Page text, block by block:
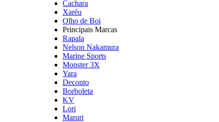
Cachara
Xaréu
Olho de Boi
Principais Marcas
Rapala
Nelson Nakamura
Marine Sports
Monster 3X
Yara
Deconto
Borboleta
KV
Lori
Maruri